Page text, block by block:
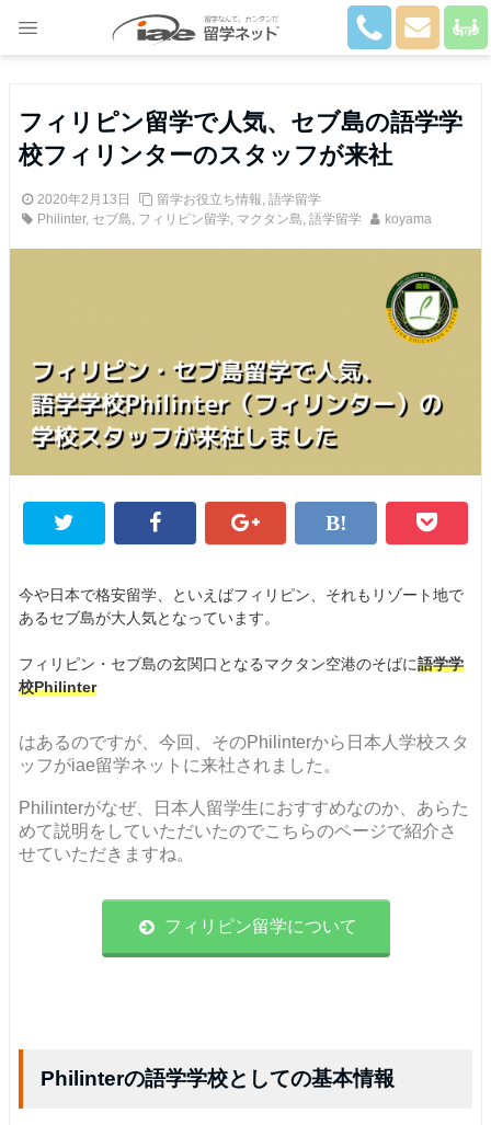
フィリピン留学で人気、セブ島の語学学
校フィリンターのスタッフが来社
2020年2月13日 留学お役立ち情報, 語学留学
Philinter, セブ島, フィリピン留学, マクタン島, 語学留学 koyama
今や日本で格安留学、といえばフィリピン、それもリゾート地で
あるセブ島が大人気となっています。
フィリピン・セブ島の玄関口となるマクタン空港のそばに語学学
校Philinter
はあるのですが、今回、そのPhilinterから日本人学校スタ
ッフがiae留学ネットに来社されました。
Philinterがなぜ、日本人留学生におすすめなのか、あらた
めて説明をしていただいたのでこちらのページで紹介さ
せていただきますね。
フィリピン留学について
Philinterの語学学校としての基本情報